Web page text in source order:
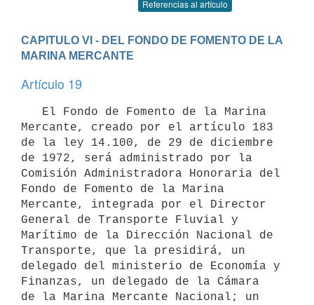
Referencias al artículo
CAPITULO VI - DEL FONDO DE FOMENTO DE LA
MARINA MERCANTE
Artículo 19
Mercante, creado por el artículo 183
de la ley 14.100, de 29 de diciembre
de 1972, será administrado por la
Comisión Administradora Honoraria del
Fondo de Fomento de la Marina
Mercante, integrada por el Director
General de Transporte Fluvial y
Marítimo de la Dirección Nacional de
Transporte, que la presidirá, un
delegado del ministerio de Economía y
Finanzas, un delegado de la Cámara
de la Marina Mercante Nacional; un